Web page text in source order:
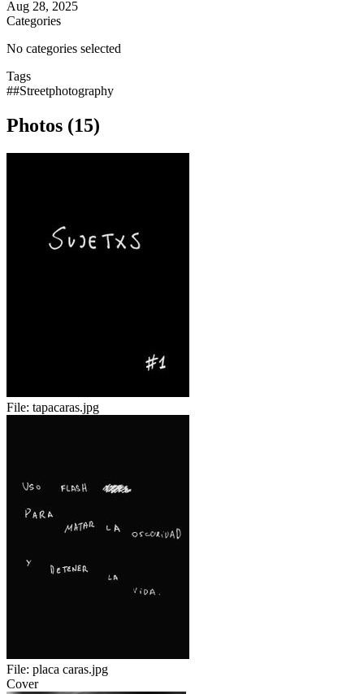
Aug 28, 2025
Categories
No categories selected
Tags
##Streetphotography
Photos (15)
File: tapacaras.jpg
File: placa caras.jpg
Cover